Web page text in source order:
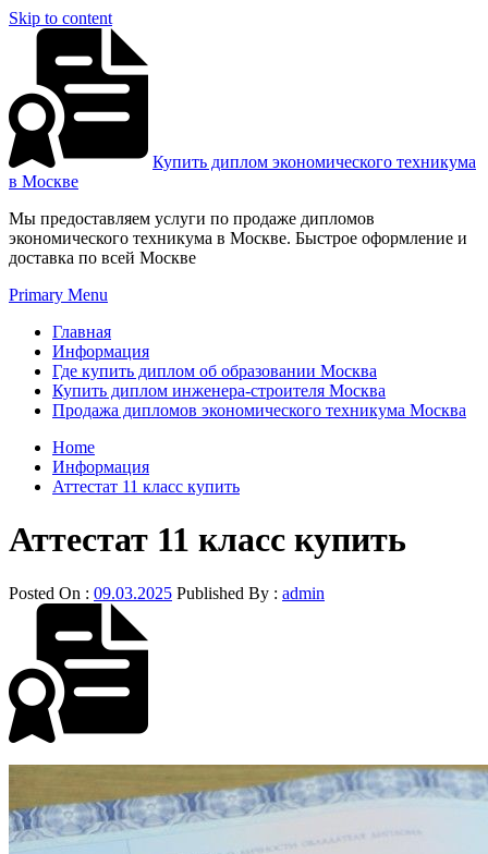
Skip to content
Купить диплом экономического техникума
в Москве
Мы предоставляем услуги по продаже дипломов
экономического техникума в Москве. Быстрое оформление и
доставка по всей Москве
Primary Menu
Главная
Информация
Где купить диплом об образовании Москва
Купить диплом инженера-строителя Москва
Продажа дипломов экономического техникума Москва
Home
Информация
Аттестат 11 класс купить
Аттестат 11 класс купить
Posted On : 09.03.2025 Published By : admin